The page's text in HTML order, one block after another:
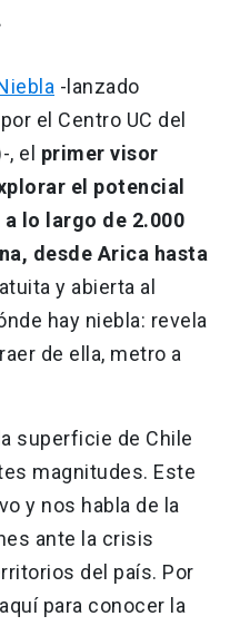
-lanzado
el Centro UC del
el primer visor
el potencial
lo largo de 2.000
desde Arica hasta
y abierta al
hay niebla: revela
de ella, metro a
superficie de Chile
magnitudes. Este
y nos habla de la
ante la crisis
del país. Por
para conocer la